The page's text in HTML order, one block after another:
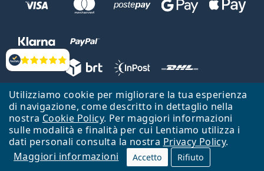
Utilizziamo cookie per migliorare la tua esperienza
di navigazione, come descritto in dettaglio nella
nostra Cookie Policy. Per maggiori informazioni
sulle modalità e finalità per cui Lentiamo utilizza i
dati personali consulta la nostra Privacy Policy.
Maggiori informazioni
Accetto Rifiuto
Valutazione
Lentiamo s.r.o., Vídeňská 12, 37833 Nová Bystřice, Repubblica Ceca.
Partita IVA: CZ26104784
Torna alla Home Page
Vai all'inizio
Il sito Lentiamo.it è proprietà di Lentiamo s.r.o., che ne detiene la
Online - per te - da 18 anni!